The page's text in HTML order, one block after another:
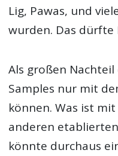
Lig, Pawas, und
wurden. Das dürfte
Als großen
Samples nur mit
können. Was ist
anderen
könnte durchaus